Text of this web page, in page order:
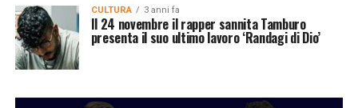
CULTURA 3 anni fa
Il 24 novembre il rapper sannita Tamburo
presenta il suo ultimo lavoro ‘Randagi di Dio’